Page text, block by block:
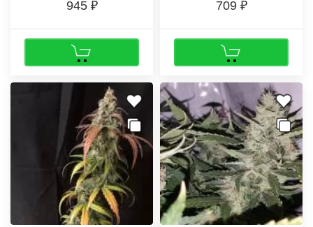
945 709